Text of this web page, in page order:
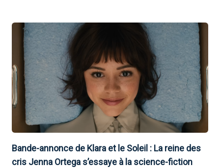
Bande-annonce de Klara et le Soleil : La reine des
cris Jenna Ortega s’essaye à la science-fiction